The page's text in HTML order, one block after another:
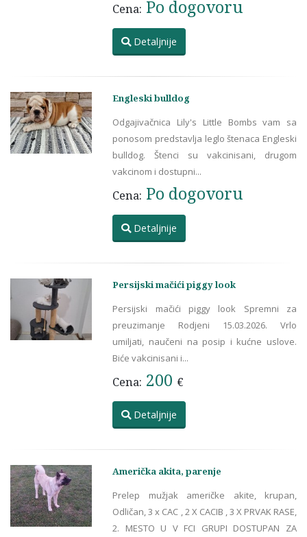
Cena: Po dogovoru
Detaljnije
Engleski bulldog
Odgajivačnica Lily's Little Bombs vam sa
ponosom predstavlja leglo štenaca Engleski
bulldog. Štenci su vakcinisani, drugom
vakcinom i dostupni...
Cena: Po dogovoru
Detaljnije
Persijski mačići piggy look
Persijski mačići piggy look Spremni za
preuzimanje Rodjeni 15.03.2026. Vrlo
umiljati, naučeni na posip i kućne uslove.
Biće vakcinisani i...
Cena: 200 €
Detaljnije
Američka akita, parenje
Prelep mužjak američke akite, krupan,
Odličan, 3 x CAC , 2 X CACIB , 3 X PRVAK RASE,
2. MESTO U V FCI GRUPI DOSTUPAN ZA